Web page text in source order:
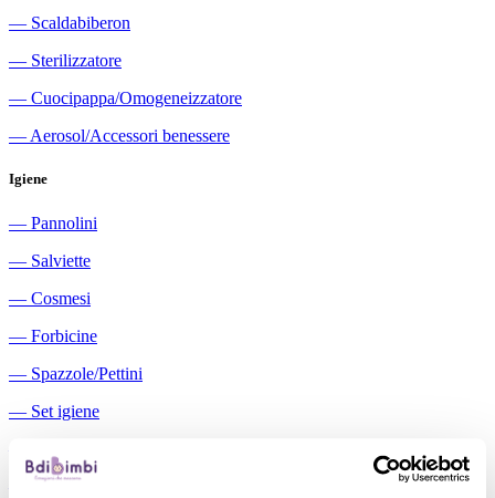
― Scaldabiberon
― Sterilizzatore
― Cuocipappa/Omogeneizzatore
― Aerosol/Accessori benessere
Igiene
― Pannolini
― Salviette
― Cosmesi
― Forbicine
― Spazzole/Pettini
― Set igiene
Aspiratori nasali manuali